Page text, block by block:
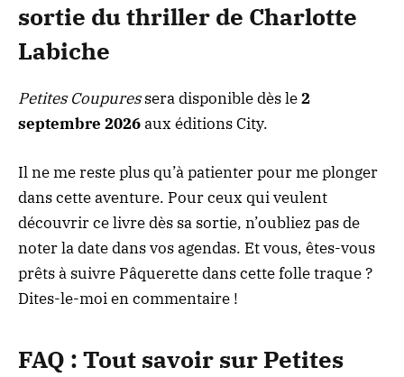
sortie du thriller de Charlotte
Labiche
Petites Coupuressera disponible dès le2
septembre 2026aux éditions City.
Il ne me reste plus qu’à patienter pour me plonger
dans cette aventure. Pour ceux qui veulent
découvrir ce livredès sa sortie, n’oubliez pas de
noter la date dans vos agendas. Et vous, êtes-vous
prêts à suivre Pâquerette dans cette folle traque ?
Dites-le-moi en commentaire !
FAQ : Tout savoir sur Petites